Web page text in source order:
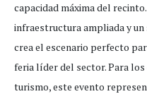
capacidad máxima del
infraestructura ampliada y un
crea el escenario perfecto
feria líder del sector. Para
turismo, este evento